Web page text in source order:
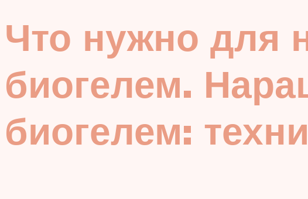
Что нужно для
биогелем.
биогелем: